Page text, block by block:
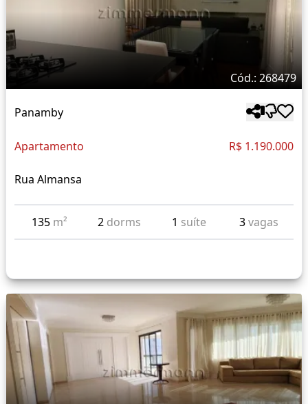
Cód.: 268479
Panamby
Apartamento R$ 1.190.000
Rua Almansa
135 m² 2 dorms 1 suíte 3vagas